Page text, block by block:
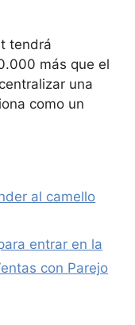
tendrá
más que el
una
como un
al camello
entrar en la
con Parejo